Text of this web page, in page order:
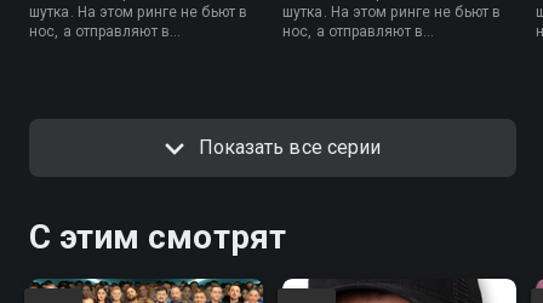
шутка. На этом ринге не бьют в
нос, а отправляют в
шутка. На этом ринге не бьют в
нос, а отправляют в
Показать все серии
С этим смотрят